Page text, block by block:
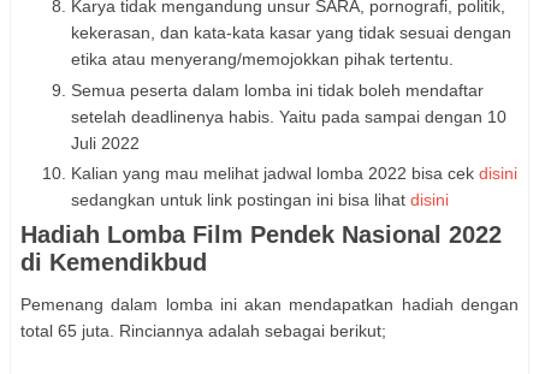
Karya tidak mengandung unsur SARA, pornografi, politik,
kekerasan, dan kata-kata kasar yang tidak sesuai dengan
etika atau menyerang/memojokkan pihak tertentu.
Semua peserta dalam lomba ini tidak boleh mendaftar
setelah deadlinenya habis. Yaitu pada sampai dengan 10
Juli 2022
Kalian yang mau melihat jadwal lomba 2022 bisa cek disini
sedangkan untuk link postingan ini bisa lihat disini
Hadiah Lomba Film Pendek Nasional 2022
di Kemendikbud
Pemenang dalam lomba ini akan mendapatkan hadiah dengan
total 65 juta. Rinciannya adalah sebagai berikut;